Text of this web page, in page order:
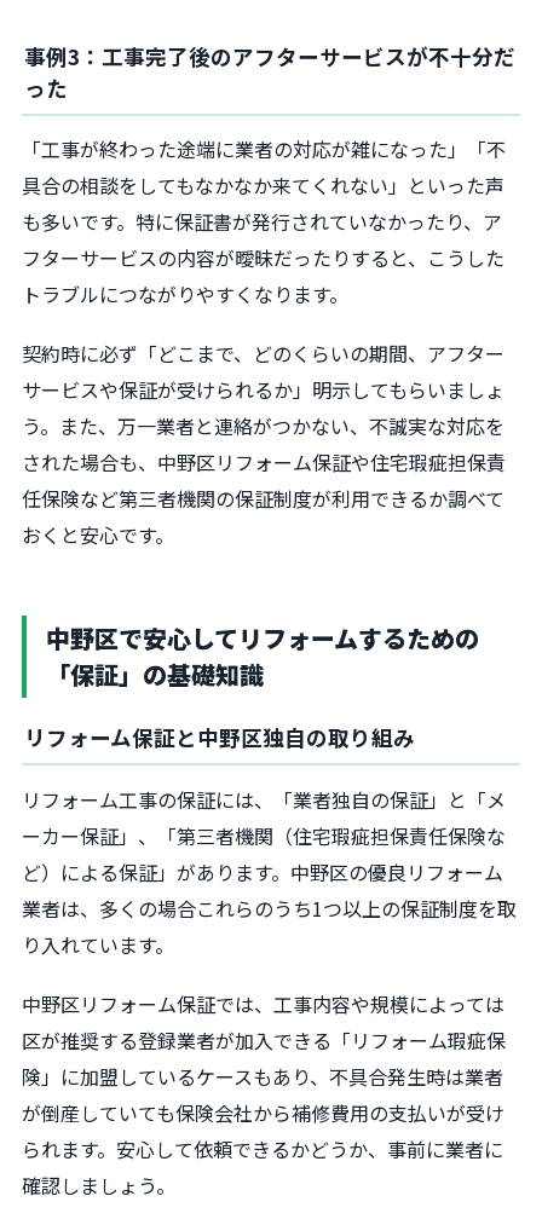
事例3：工事完了後のアフターサービスが不十分だ
った
「工事が終わった途端に業者の対応が雑になった」「不
具合の相談をしてもなかなか来てくれない」といった声
も多いです。特に保証書が発行されていなかったり、ア
フターサービスの内容が曖昧だったりすると、こうした
トラブルにつながりやすくなります。
契約時に必ず「どこまで、どのくらいの期間、アフター
サービスや保証が受けられるか」明示してもらいましょ
う。また、万一業者と連絡がつかない、不誠実な対応を
された場合も、中野区リフォーム保証や住宅瑕疵担保責
任保険など第三者機関の保証制度が利用できるか調べて
おくと安心です。
中野区で安心してリフォームするための
「保証」の基礎知識
リフォーム保証と中野区独自の取り組み
リフォーム工事の保証には、「業者独自の保証」と「メ
ーカー保証」、「第三者機関（住宅瑕疵担保責任保険な
ど）による保証」があります。中野区の優良リフォーム
業者は、多くの場合これらのうち1つ以上の保証制度を取
り入れています。
中野区リフォーム保証では、工事内容や規模によっては
区が推奨する登録業者が加入できる「リフォーム瑕疵保
険」に加盟しているケースもあり、不具合発生時は業者
が倒産していても保険会社から補修費用の支払いが受け
られます。安心して依頼できるかどうか、事前に業者に
確認しましょう。